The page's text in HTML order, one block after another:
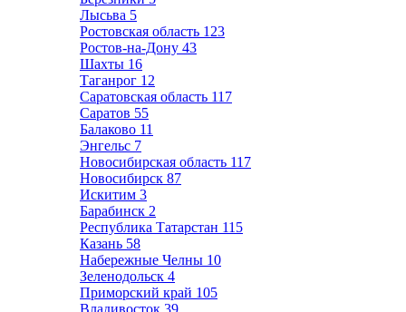
Лысьва 5
Ростовская область 123
Ростов-на-Дону 43
Шахты 16
Таганрог 12
Саратовская область 117
Саратов 55
Балаково 11
Энгельс 7
Новосибирская область 117
Новосибирск 87
Искитим 3
Барабинск 2
Республика Татарстан 115
Казань 58
Набережные Челны 10
Зеленодольск 4
Приморский край 105
Владивосток 39